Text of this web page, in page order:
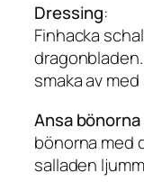
Dressing:
Finhacka
smaka av
Ansa bönorna
bönorna med
salladen